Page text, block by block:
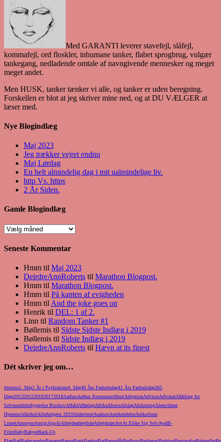
Med GARANTI leverer stavefejl, slåfejl,
kommafejl, ord floskler, inhumane tanker, flabet sprogbrug, vulgær
tankegang, nedladende omtale af navngivende mennesker og meget
meget andet.
Men HUSK, tanker tænker vi alle, og tanker er uden beregning.
Forskellen er blot at jeg skriver mine ned, og at DU VÆLGER at
læser med.
Nye Blogindlæg
Maj 2023
Jeg trækker vejret endnu
Maj Lørdag
En helt almindelig dag i mit ualmindelige liv.
http Vs. https
2 År Siden.
Gamle Blogindlæg
Gamle
Seneste Kommentar
Hmm til Maj 2023
DeirdreAnnRoberts til Marathon Blogpost.
Hmm til Marathon Blogpost.
Hmm til På kanten af evigheden
Hmm til And the joke goes on
Henrik til DEL: 1 af 2.
Linn til Random Tanker #1
Bøllemis til Sidste Sidste Indlæg i 2019
Bøllemis til Sidste Indlæg i 2019
DeirdreAnnRoberts til Hævn at its finest
Dét skriver jeg om…
#metoo1. Maj2 År i Psykiatrien4. Maj40 Års Fødselsdag41 Års Fødselsdag365
Dage20132015201620172018AarhusAarhus KommuneAbortAdoptionAdvisorAdvokatAfdeling for
Selvmordsforbyggelse RisskovAffaldAfføringAfrikaAfsavnAfslagAfslutningAleneAlene
HjemmeAlkoholAllerhelgens 2019AlzheimerAnalsexAnerkendelseAnikaAnne
LinnetAnonymAnsigtAppArArbejdearbejdsløArbejdsløsArvAt Elske Sig SelvAyalB-
FilmBabyBabyerBack-Up
PlanBadBadeværelseBananerBangeBankBankerBarBarnedåbBedbugsBedrageriBedringBegravelseBehandler